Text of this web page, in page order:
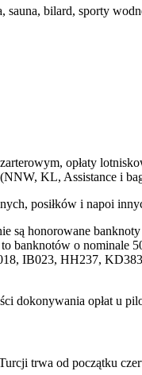
sauna, bilard, sporty
opłaty
KL, Assistance i
posiłków i napoi
są honorowane
banknotów o nominale
IB023, HH237,
dokonywania opłat u
trwa od początku